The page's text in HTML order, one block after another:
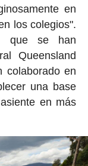
en
los colegios".
que se han
Queensland
colaborado en
una base
en más